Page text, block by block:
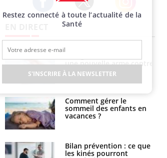
Facebook Twitter Instagram
une nouvelle arme contre
les réactions sévères
Comment gérer le
sommeil des enfants en
vacances ?
Bilan prévention : ce que
les kinés pourront
Restez connecté à toute l’actualité de la
Santé
S'INSCRIRE À LA NEWSLETTER